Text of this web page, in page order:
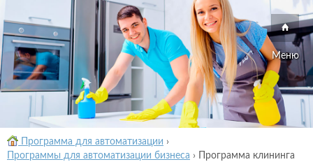
Меню
Программа для автоматизации ›
Программы для автоматизации бизнеса › Программа клининга